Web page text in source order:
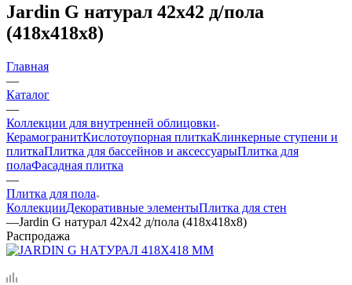
Jardin G натурал 42х42 д/пола
(418x418x8)
Главная
—
Каталог
—
Коллекции для внутренней облицовки
КерамогранитКислотоупорная плиткаКлинкерные ступени и
плиткаПлитка для бассейнов и аксессуарыПлитка для
полаФасадная плитка
—
Плитка для пола
КоллекцииДекоративные элементыПлитка для стен
—Jardin G натурал 42х42 д/пола (418x418x8)
Распродажа